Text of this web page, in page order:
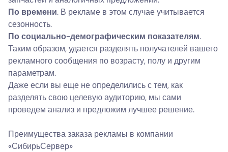
По времени. В рекламе в этом случае учитывается
сезонность.
По социально-демографическим показателям.
Таким образом, удается разделять получателей вашего
рекламного сообщения по возрасту, полу и другим
параметрам.
Даже если вы еще не определились с тем, как
разделять свою целевую аудиторию, мы сами
проведем анализ и предложим лучшее решение.
Преимущества заказа рекламы в компании
«СибирьСервер»